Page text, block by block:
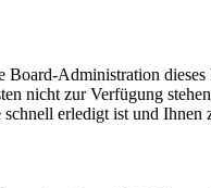
Administration
nicht zur Verfügung
erledigt ist und Ihnen